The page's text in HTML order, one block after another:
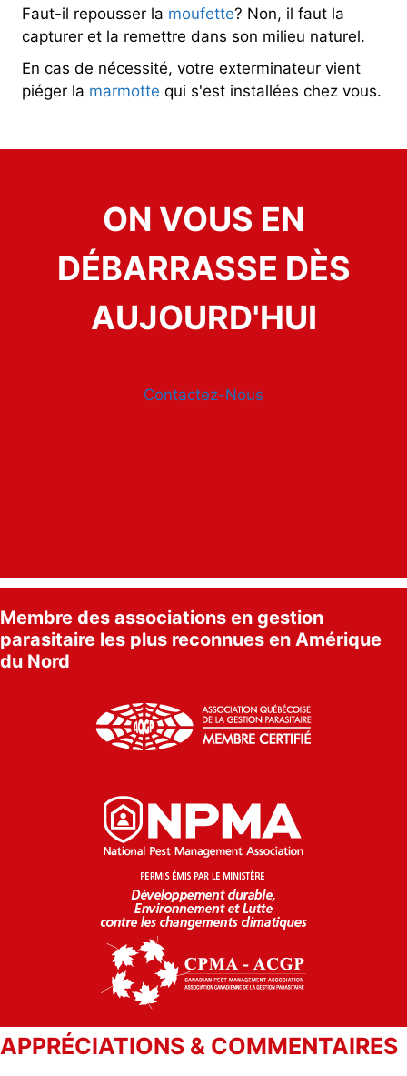
Faut-il repousser la moufette? Non, il faut la
capturer et la remettre dans son milieu naturel.
En cas de nécessité, votre exterminateur vient
piéger la marmotte qui s'est installées chez vous.
ON VOUS EN
DÉBARRASSE DÈS
AUJOURD'HUI
Contactez-Nous
Membre des associations en gestion
parasitaire les plus reconnues en Amérique
du Nord
APPRÉCIATIONS & COMMENTAIRES